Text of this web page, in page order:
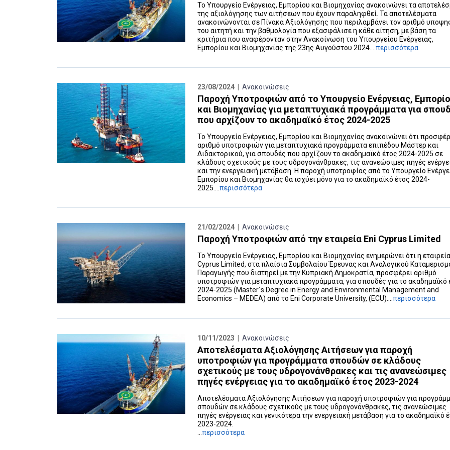
Το Υπουργείο Ενέργειας, Εμπορίου και Βιομηχανίας ανακοινώνει τα
της αξιολόγησης των αιτήσεων που έχουν παραληφθεί. Τα αποτελέσματα
ανακοινώνονται σε Πίνακα Αξιολόγησης που περιλαμβάνει τον αριθμό
του αιτητή και την βαθμολογία που εξασφάλισε η κάθε αίτηση, με βάση τα
κριτήρια που αναφέρονταν στην Ανακοίνωση του Υπουργείου Ενέργειας,
Εμπορίου και Βιομηχανίας της 23ης Αυγούστου 2024....περισσότερα
23/08/2024 | Ανακοινώσεις
Παροχή Υποτροφιών από το Υπουργείο Ενέργειας,
και Βιομηχανίας για μεταπτυχιακά προγράμματα για
που αρχίζουν το ακαδημαϊκό έτος 2024-2025
Το Υπουργείο Ενέργειας, Εμπορίου και Βιομηχανίας ανακοινώνει ότι
αριθμό υποτροφιών για μεταπτυχιακά προγράμματα επιπέδου Μάστερ και
Διδακτορικού, για σπουδές που αρχίζουν το ακαδημαϊκό έτος 2024-2025 σε
κλάδους σχετικούς με τους υδρογονάνθρακες, τις ανανεώσιμες πηγές
και την ενεργειακή μετάβαση. Η παροχή υποτροφίας από το Υπουργείο
Εμπορίου και Βιομηχανίας θα ισχύει μόνο για το ακαδημαϊκό έτος 2024-
2025....περισσότερα
21/02/2024 | Ανακοινώσεις
Παροχή Υποτροφιών από την εταιρεία Eni Cyprus Limited
Το Υπουργείο Ενέργειας, Εμπορίου και Βιομηχανίας ενημερώνει ότι η
Cyprus Limited, στα πλαίσια Συμβολαίου Έρευνας και Αναλογικού
Παραγωγής που διατηρεί με την Κυπριακή Δημοκρατία, προσφέρει αριθμό
υποτροφιών για μεταπτυχιακά προγράμματα, για σπουδές για το ακαδημαϊκό
2024-2025 (Master´s Degree in Energy and Environmental Management and
Economics – MEDEA) από το Εni Corporate University, (ECU)....περισσότερα
10/11/2023 | Ανακοινώσεις
Αποτελέσματα Αξιολόγησης Αιτήσεων για παροχή
υποτροφιών για προγράμματα σπουδών σε κλάδους
σχετικούς με τους υδρογονάνθρακες και τις ανανεώσιμες
πηγές ενέργειας για το ακαδημαϊκό έτος 2023-2024
Αποτελέσματα Αξιολόγησης Αιτήσεων για παροχή υποτροφιών για
σπουδών σε κλάδους σχετικούς με τους υδρογονάνθρακες, τις ανανεώσιμες
πηγές ενέργειας και γενικότερα την ενεργειακή μετάβαση για το ακαδημαϊκό
2023-2024.
περισσότερα